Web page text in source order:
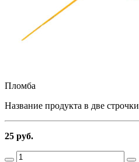
Пломба
Название продукта в две строчки
25 руб.